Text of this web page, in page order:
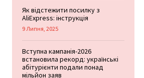
Як відстежити посилку з
AliExpress: інструкція
9 Липня, 2025
Вступна кампанія-2026
встановила рекорд: українські
абітурієнти подали понад
мільйон заяв